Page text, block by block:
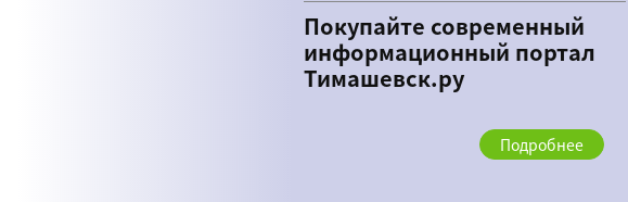
Покупайте современный
информационный портал
Тимашевск.ру
Подробнее